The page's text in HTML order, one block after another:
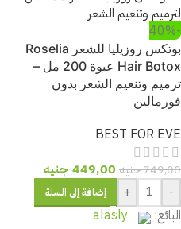
-40%
بوتكس روزيليا للشعر Roselia
Hair Botox عبوة 200 مل –
ترميم وتنعيم الشعر بدون
فورمالين
BEST FOR EVE
749,00جنيه 449,00 جنيه
-
+ إضافة إلى السلة
البائع: alasly